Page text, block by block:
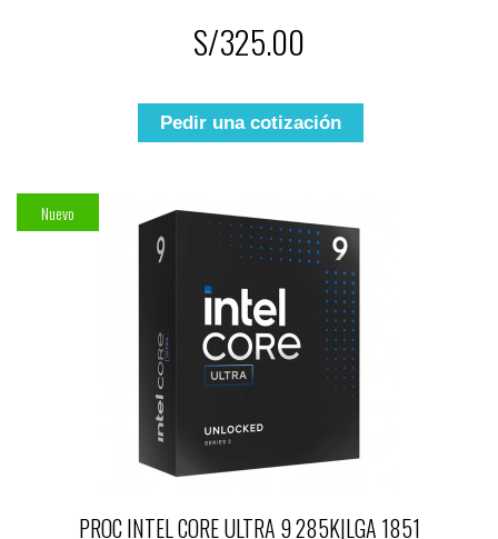
S/325.00
Pedir una cotización
Nuevo
PROC INTEL CORE ULTRA 9 285K|LGA 1851